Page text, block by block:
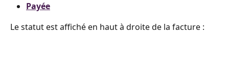
Payée
Le statut est affiché en haut à droite de la facture :